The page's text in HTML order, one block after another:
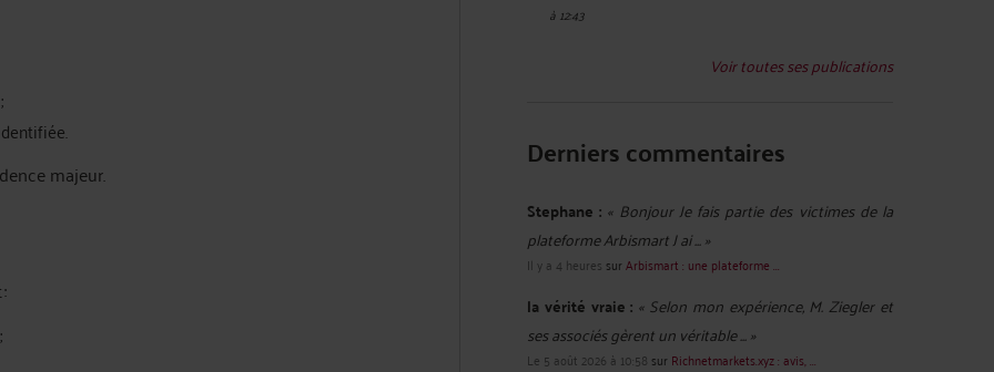
majeur.
à 12:43
Voir toutes ses publications
Derniers commentaires
Stephane : « Bonjour Je fais partie des victimes de la
plateforme Arbismart J ai ... »
Il y a 4 heures surArbismart : une plateforme ...
la vérité vraie : « Selon mon expérience, M. Ziegler et
ses associés gèrent un véritable ... »
Le 5 août 2026 à 10:58 sur Richnetmarkets.xyz : avis, ...